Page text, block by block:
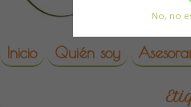
No, no
reproduccion
Skip to content
Inicio Quién soy